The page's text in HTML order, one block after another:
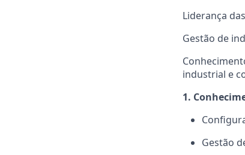
Liderança
Gestão de
industrial e
1.
Gestão